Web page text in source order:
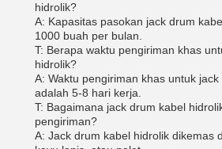
hidrolik?
A: Kapasitas pasokan jack drum
1000 buah per bulan.
T: Berapa waktu pengiriman khas
hidrolik?
A: Waktu pengiriman khas untuk
adalah 5-8 hari kerja.
T: Bagaimana jack drum kabel
pengiriman?
A: Jack drum kabel hidrolik dikemas